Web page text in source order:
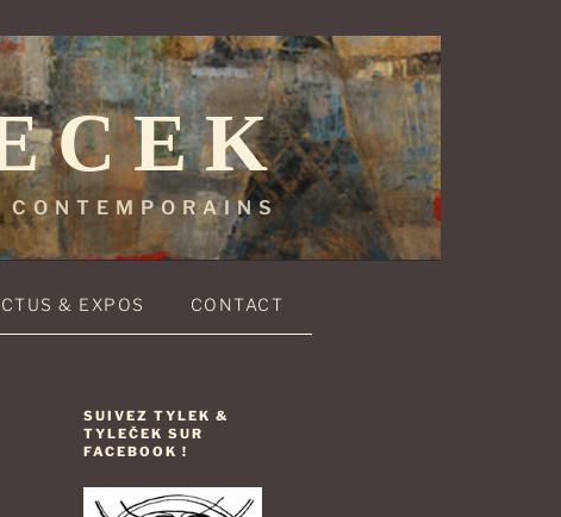
& EXPOS CONTACT
SUIVEZ TYLEK &
TYLEČEK SUR
FACEBOOK !